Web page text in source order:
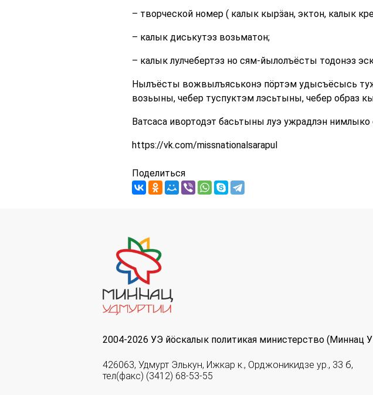
– творческой номер ( калык кырӟан, эктон, калык
– калык диськутэз возьматон;
– калык лулчебертэз но сям-йылолъёсты тодонэз
Нылъёсты вожвылъяськонэ пӧртэм удысъёсысь
возьыны, чебер туспуктэм лэсьтыны, чебер образ
Ватсаса ивортодэт басьтыны луэ ужрадлэн
https://vk.com/missnationalsarapul
Поделиться
2004-2026 УЭ йöскалык политикая министерство (Миннац
426063, Удмурт Элькун, Ижкар к., Орджоникидзе ур., 33 б,
тел(факс) (3412) 68-53-55